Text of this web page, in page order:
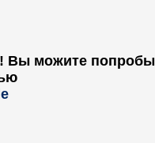
Вы можите